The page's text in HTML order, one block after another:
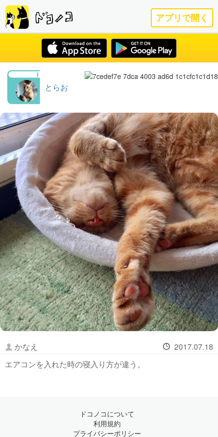
アプリで開く
とらお
かなえ
2017.07.18
エアコンを入れた時の寝入り方が違う。
ドコノコについて
利用規約
プライバシーポリシー